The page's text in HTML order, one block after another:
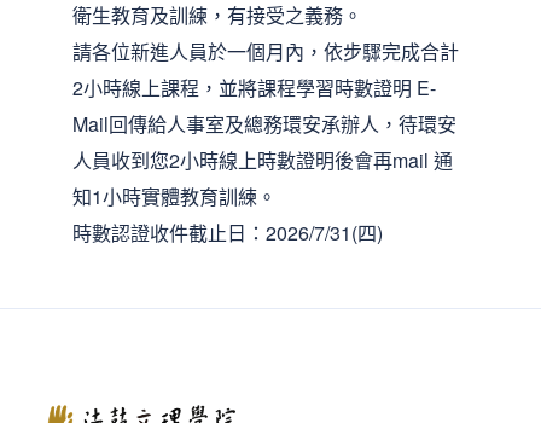
衛生教育及訓練，有接受之義務。
請各位新進人員於一個月內，依步驟完成合計
2小時線上課程，並將課程學習時數證明 E-
Mail回傳給人事室及總務環安承辦人，待環安
人員收到您2小時線上時數證明後會再mail 通
知1小時實體教育訓練。
時數認證收件截止日：2026/7/31(四)